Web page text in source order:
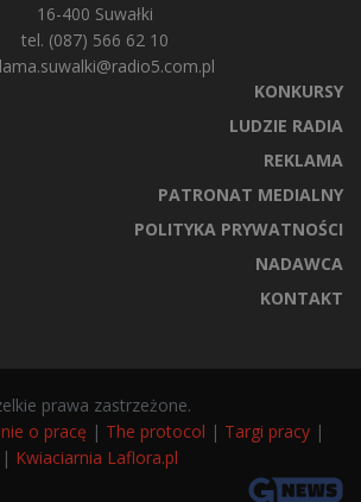
16-400 Suwałki
tel. (087) 566 62 10
KONKURSY
LUDZIE RADIA
REKLAMA
PATRONAT MEDIALNY
POLITYKA PRYWATNOŚCI
NADAWCA
KONTAKT
prawa zastrzeżone.
o pracę | The protocol | Targi pracy |
| Kwiaciarnia Laflora.pl